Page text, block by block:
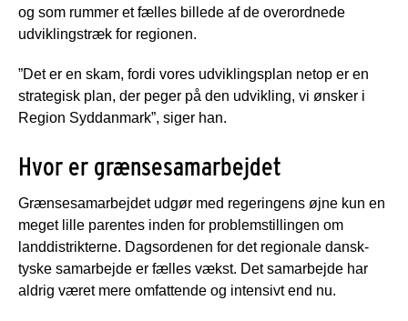
og som rummer et fælles billede af de overordnede
udviklingstræk for regionen.
”Det er en skam, fordi vores udviklingsplan netop er en
strategisk plan, der peger på den udvikling, vi ønsker i
Region Syddanmark”, siger han.
Hvor er grænsesamarbejdet
Grænsesamarbejdet udgør med regeringens øjne kun en
meget lille parentes inden for problemstillingen om
landdistrikterne. Dagsordenen for det regionale dansk-
tyske samarbejde er fælles vækst. Det samarbejde har
aldrig været mere omfattende og intensivt end nu.